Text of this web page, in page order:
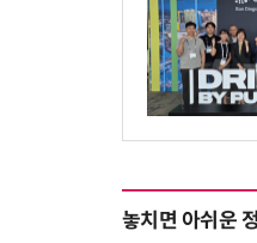
놓치면 아쉬운